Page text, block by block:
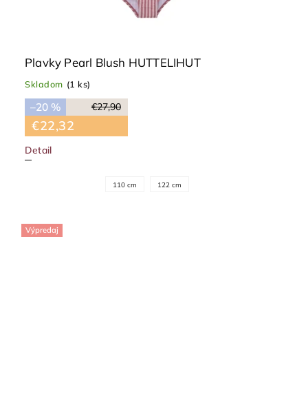
Plavky Pearl Blush HUTTELIHUT
Skladom (1 ks)
€27,90
–20 %
€22,32
Detail
110 cm 122 cm
Výpredaj